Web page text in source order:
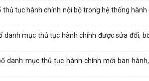
tục hành chính nội bộ trong hệ thống
mục thủ tục hành chính được sửa đổi,
danh mục thủ tục hành chính mới ban